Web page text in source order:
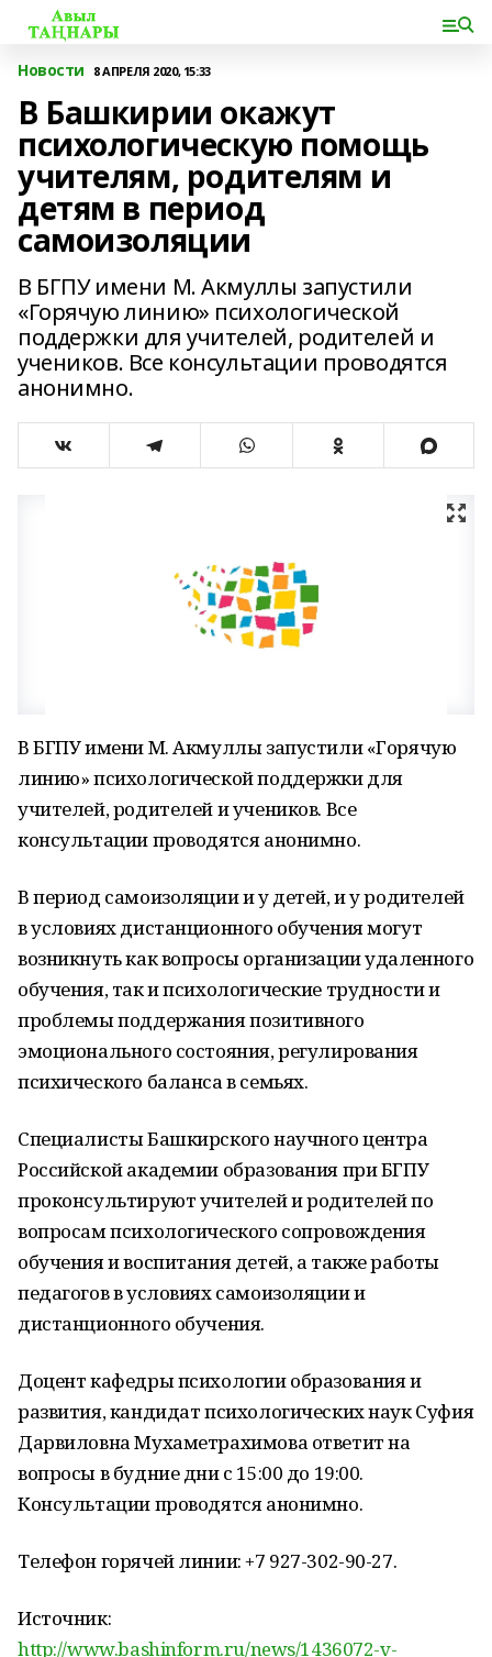
Новости 8 АПРЕЛЯ 2020, 15:33
В Башкирии окажут
психологическую помощь
учителям, родителям и
детям в период
самоизоляции
В БГПУ имени М. Акмуллы запустили
«Горячую линию» психологической
поддержки для учителей, родителей и
учеников. Все консультации проводятся
анонимно.
В БГПУ имени М. Акмуллы запустили «Горячую
линию» психологической поддержки для
учителей, родителей и учеников. Все
консультации проводятся анонимно.
В период самоизоляции и у детей, и у родителей
в условиях дистанционного обучения могут
возникнуть как вопросы организации удаленного
обучения, так и психологические трудности и
проблемы поддержания позитивного
эмоционального состояния, регулирования
психического баланса в семьях.
Специалисты Башкирского научного центра
Российской академии образования при БГПУ
проконсультируют учителей и родителей по
вопросам психологического сопровождения
обучения и воспитания детей, а также работы
педагогов в условиях самоизоляции и
дистанционного обучения.
Доцент кафедры психологии образования и
развития, кандидат психологических наук Суфия
Дарвиловна Мухаметрахимова ответит на
вопросы в будние дни с 15:00 до 19:00.
Консультации проводятся анонимно.
Телефон горячей линии: +7 927-302-90-27.
Источник:
http://www.bashinform.ru/news/1436072-v-